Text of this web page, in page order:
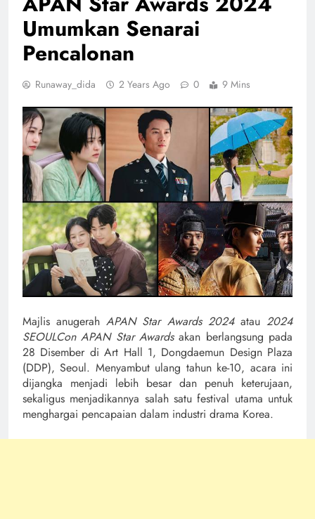
Umumkan Senarai
Pencalonan
Runaway_dida 2 Years Ago 0 9 Mins
Majlis anugerahAPAN Star Awards 2024atau2024
SEOULCon APAN Star Awardsakan berlangsung pada
28 Disember di Art Hall 1, Dongdaemun Design Plaza
(DDP), Seoul. Menyambut ulang tahun ke-10, acara ini
dijangka menjadi lebih besar dan penuh keterujaan,
sekaligus menjadikannya salah satu festival utama untuk
menghargai pencapaian dalam industri drama Korea.